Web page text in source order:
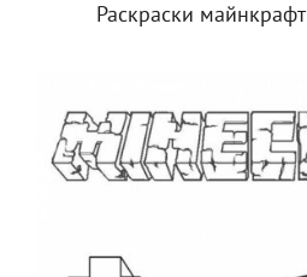
Раскраски